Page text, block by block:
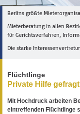
Berlins größte
Mieterberatung in allen
für Gerichtsverfahren,
Die starke
Flüchtlinge
Private Hilfe gefragt
Mit Hochdruck arbeiten
eintreffenden Flüchtlinge